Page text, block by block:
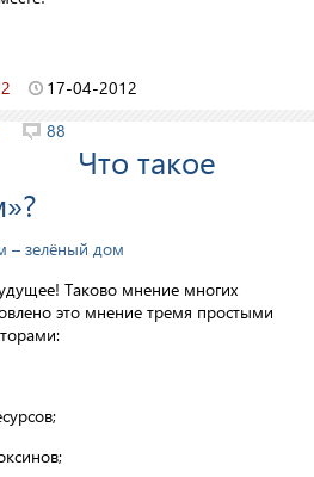
17-04-2012
88
Что такое
– зелёный дом
Таково мнение многих
это мнение тремя простыми